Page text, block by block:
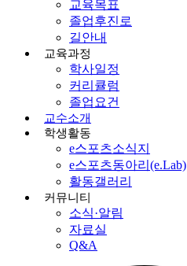
교육목표
졸업후진로
길안내
교육과정
학사일정
커리큘럼
졸업요건
교수소개
학생활동
e스포츠소식지
e스포츠동아리(e.Lab)
활동갤러리
커뮤니티
소식·알림
자료실
Q&A